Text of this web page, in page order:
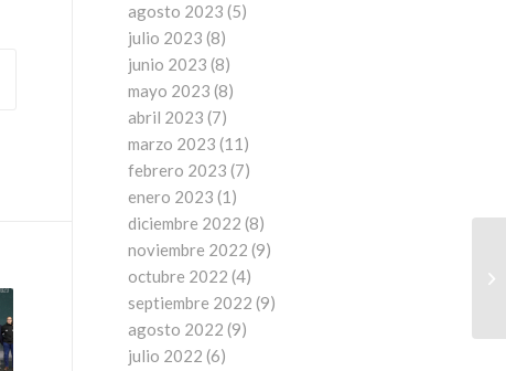
agosto 2023 (5)
julio 2023 (8)
junio 2023 (8)
mayo 2023 (8)
abril 2023 (7)
marzo 2023 (11)
febrero 2023 (7)
enero 2023 (1)
diciembre 2022 (8)
noviembre 2022 (9)
octubre 2022 (4)
septiembre 2022 (9)
agosto 2022 (9)
julio 2022 (6)